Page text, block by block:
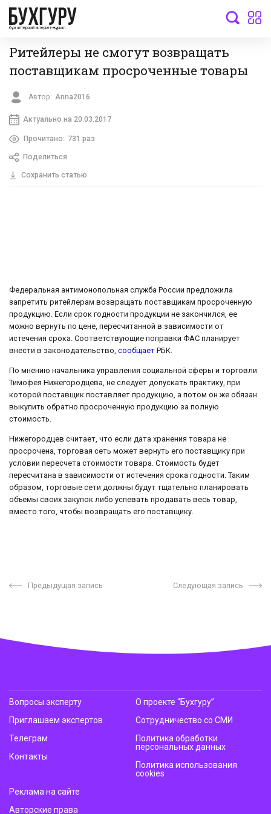
бухгалтерский интернет-журнал
Ритейлеры не смогут возвращать
поставщикам просроченные товары
Автор: Anna2016
Актуально на 20.03.2017
Прочитано: 731 раз
Поделиться
Сохранить статью
Федеральная антимонопольная служба России предложила
запретить ритейлерам возвращать поставщикам просроченную
продукцию. Если срок годности продукции не закончился, ее
можно вернуть по цене, пересчитанной в зависимости от
истечения срока. Соответствующие поправки ФАС планирует
внести в законодательство, сообщает РБК.
По мнению начальника управления социальной сферы и торговли
Тимофея Нижегородцева, не следует допускать практику, при
которой поставщик поставляет продукцию, а потом он же обязан
выкупить обратно просроченную продукцию за полную
стоимость.
Нижегородцев считает, что если дата хранения товара не
просрочена, торговая сеть может вернуть его поставщику при
условии пересчета стоимости товара. Стоимость будет
пересчитана в зависимости от истечения срока годности. Таким
образом, торговые сети должны будут тщательно планировать
объемы своих закупок либо успевать продавать весь товар,
вместо того, чтобы возвращать его поставщику.
Предыдущая запись Следующая запись
Вопросы эксперту
Приглашаем экспертов
Телеграм
Контакты
О проекте “Бухгуру”
Сотрудничество со СМИ
Политика обработки
персональных данных
Политика использования
cookies
Реклама на сайте
Авторские права